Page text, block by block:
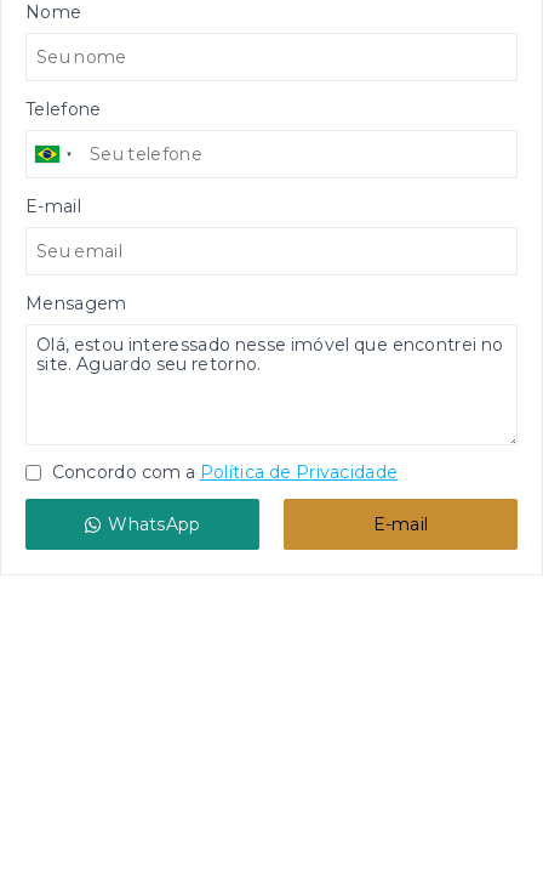
Nome
Telefone
E-mail
Mensagem
Concordo com a Política de Privacidade
WhatsApp E-mail